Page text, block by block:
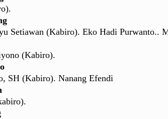
Setiawan (Kabiro). Eko Hadi Purwanto..
(Kabiro).
SH (Kabiro). Nanang Efendi